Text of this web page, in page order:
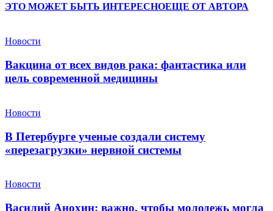
ЭТО МОЖЕТ БЫТЬ ИНТЕРЕСНОЕЩЕ ОТ АВТОРА
Новости
Вакцина от всех видов рака: фантастика или
цель современной медицины
Новости
В Петербурге ученые создали систему
«перезагрузки» нервной системы
Новости
Василий Анохин: важно, чтобы молодежь могла